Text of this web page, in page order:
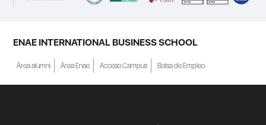
personas inscritas como demandantes de
becas de estudio parciales (50%), además
de al menos una beca...
ENAE INTERNATIONAL BUSINESS SCHOOL
Área alumni Área Enae Acceso Campus Bolsa de Empleo